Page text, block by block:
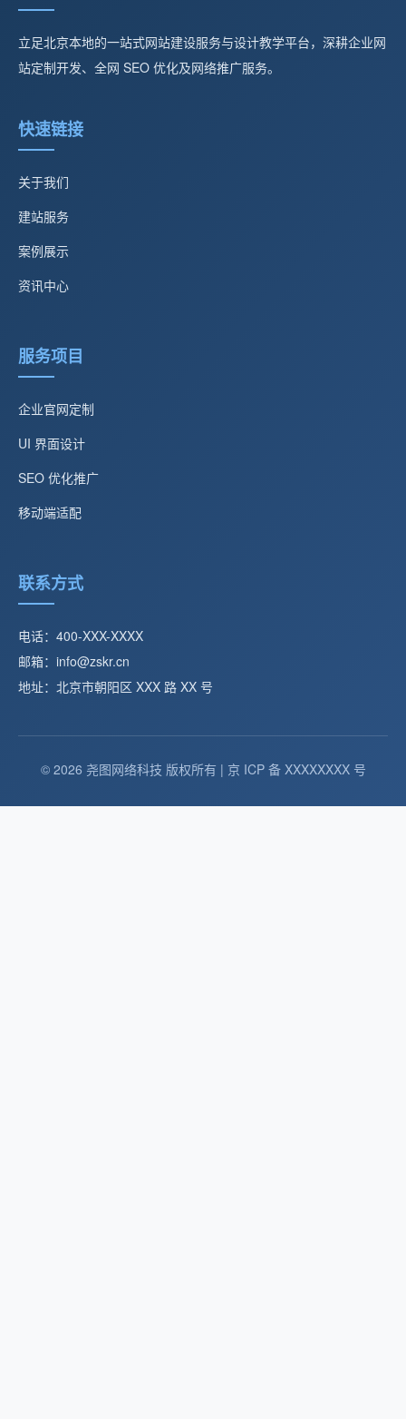
立足北京本地的一站式网站建设服务与设计教学平台，深耕企业网
站定制开发、全网 SEO 优化及网络推广服务。
快速链接
关于我们
建站服务
案例展示
资讯中心
服务项目
企业官网定制
UI 界面设计
SEO 优化推广
移动端适配
联系方式
电话：400-XXX-XXXX
邮箱：info@zskr.cn
地址：北京市朝阳区 XXX 路 XX 号
© 2026 尧图网络科技 版权所有 | 京 ICP 备 XXXXXXXX 号